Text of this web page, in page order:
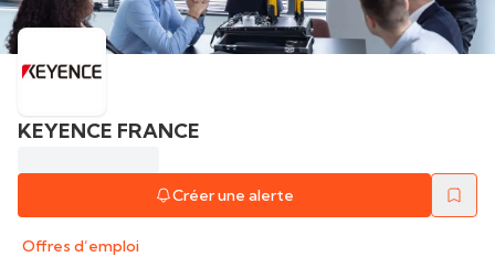
KEYENCE FRANCE
Créer une alerte
Offres d’emploi